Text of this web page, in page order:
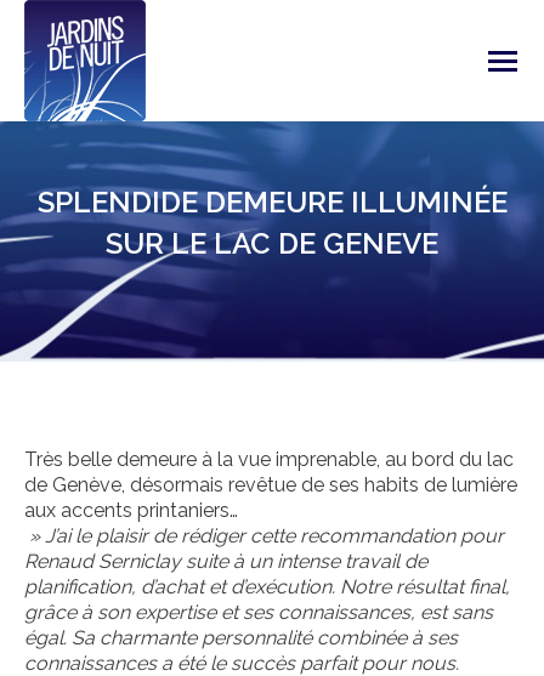
SPLENDIDE DEMEURE ILLUMINÉE
SUR LE LAC DE GENEVE
Très belle demeure à la vue imprenable, au bord du lac
de Genève, désormais revêtue de ses habits de lumière
aux accents printaniers…
» J’ai le plaisir de rédiger cette recommandation pour
Renaud Serniclay suite à un intense travail de
planification, d’achat et d’exécution. Notre résultat final,
grâce à son expertise et ses connaissances, est sans
égal. Sa charmante personnalité combinée à ses
connaissances a été le succès parfait pour nous.